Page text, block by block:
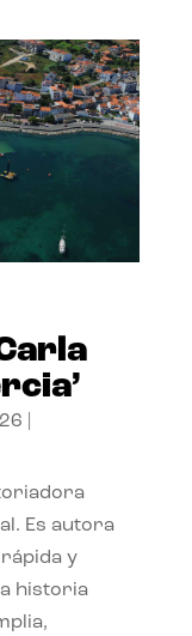
Es autora
y
historia